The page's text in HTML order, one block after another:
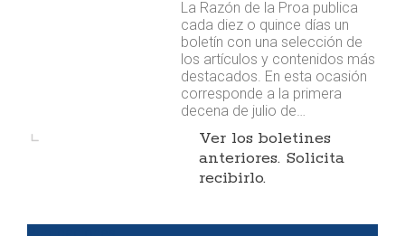
La Razón de la Proa publica
cada diez o quince días un
boletín con una selección de
los artículos y contenidos más
destacados. En esta ocasión
corresponde a la primera
decena de julio de…
Ver los boletines
anteriores. Solicita
recibirlo.